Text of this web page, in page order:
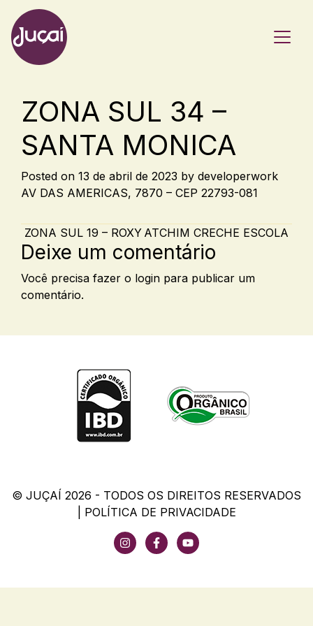
Main Navigation
ZONA SUL 34 –
SANTA MONICA
Posted on 13 de abril de 2023 by developerwork
AV DAS AMERICAS, 7870 – CEP 22793-081
Post navigation
ZONA SUL 19 – ROXY ATCHIM CRECHE ESCOLA
Deixe um comentário
Você precisa fazer o login para publicar um
comentário.
© JUÇAÍ 2026 - TODOS OS DIREITOS RESERVADOS
POLÍTICA DE PRIVACIDADE